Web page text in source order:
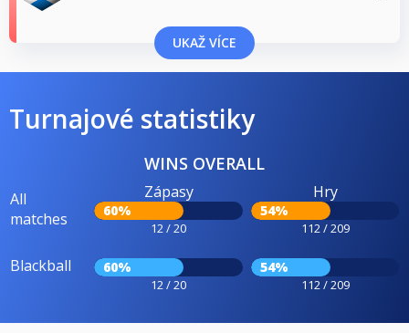
UKAŽ VÍCE
Turnajové statistiky
WINS OVERALL
All
matches
Zápasy
60%
12 / 20
Hry
54%
112 / 209
Blackball 60%
12 / 20
54%
112 / 209